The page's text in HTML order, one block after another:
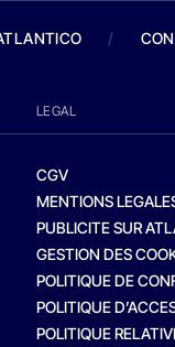
/
LEGAL
CGV
MENTIONS
PUBLICITE SUR
GESTION DES
POLITIQUE DE
POLITIQUE
POLITIQUE